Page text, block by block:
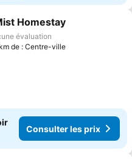
à mes favoris
Homestay
évaluation
de : Centre-ville
Consulter les prix